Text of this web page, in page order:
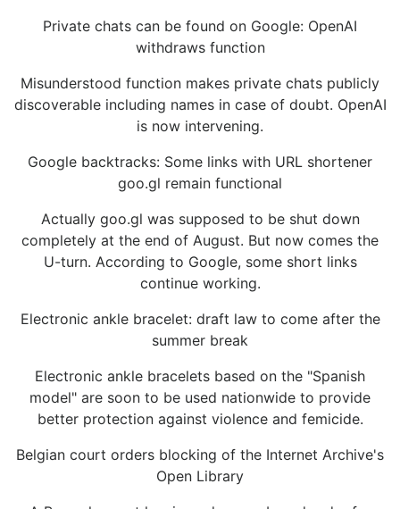
Private chats can be found on Google: OpenAI
withdraws function
Misunderstood function makes private chats publicly
discoverable including names in case of doubt. OpenAI
is now intervening.
Google backtracks: Some links with URL shortener
goo.gl remain functional
Actually goo.gl was supposed to be shut down
completely at the end of August. But now comes the
U-turn. According to Google, some short links
continue working.
Electronic ankle bracelet: draft law to come after the
summer break
Electronic ankle bracelets based on the "Spanish
model" are soon to be used nationwide to provide
better protection against violence and femicide.
Belgian court orders blocking of the Internet Archive's
Open Library